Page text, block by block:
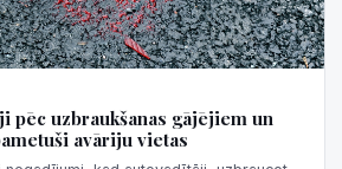
pēc uzbraukšanas gājējiem un
avāriju vietas